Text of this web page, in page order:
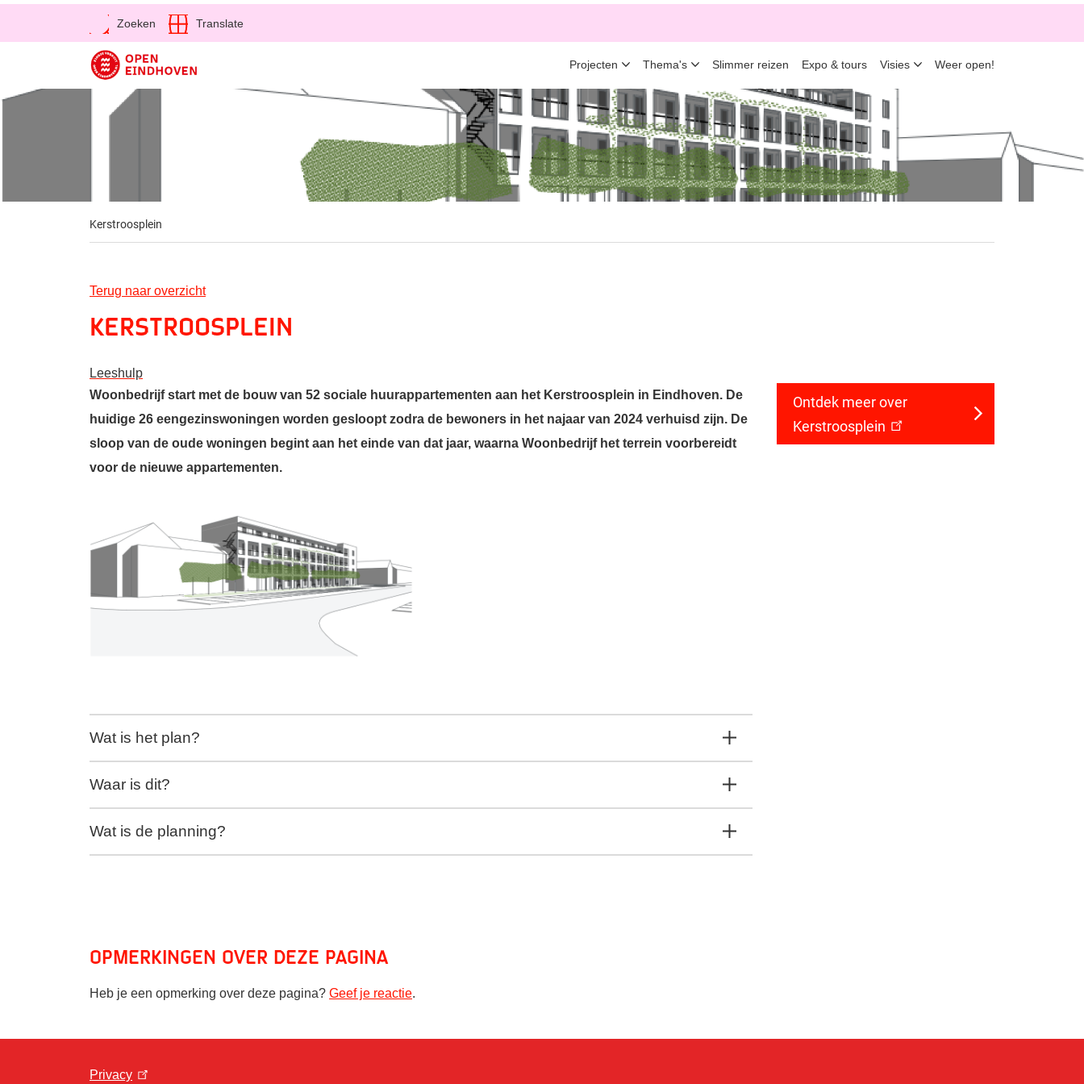
Direct naar de inhoud
Open
Zoeken Translate
Projecten Thema's Slimmer reizen Expo & tours Visies Weer open!
Kerstroosplein
Terug naar overzicht
Kerstroosplein
Leeshulp
Ontdek meer over
Kerstroosplein
Woonbedrijf start met de bouw van 52 sociale huurappartementen aan het Kerstroosplein in Eindhoven. De
huidige 26 eengezinswoningen worden gesloopt zodra de bewoners in het najaar van 2024 verhuisd zijn. De
sloop van de oude woningen begint aan het einde van dat jaar, waarna Woonbedrijf het terrein voorbereidt
voor de nieuwe appartementen.
Wat is het plan?
Waar is dit?
Wat is de planning?
Opmerkingen over deze pagina
Heb je een opmerking over deze pagina? Geef je reactie.
Privacy